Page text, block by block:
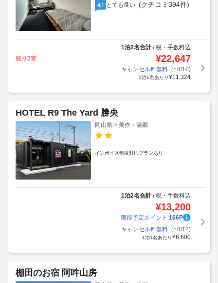
4.1 とても良い (クチコミ394件)
1泊2名合計/税・手数料込
残り2室
¥22,647
キャンセル料無料（~8/10)
1泊1名あたり¥11,324
HOTEL R9 The Yard 勝央
岡山県 > 美作・湯郷
インボイス制度対応プランあり
1泊2名合計/税・手数料込
¥13,200
獲得予定ポイント:166P
キャンセル料無料（~8/12)
1泊1名あたり¥6,600
棚田のお宿 阿吽山房